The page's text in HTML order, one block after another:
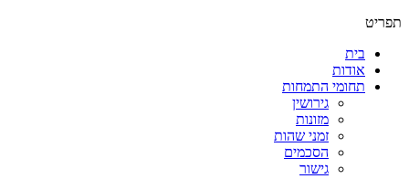
תפריט
בית
אודות
תחומי התמחות
גירושין
מזונות
זמני שהות
הסכמים
גישור